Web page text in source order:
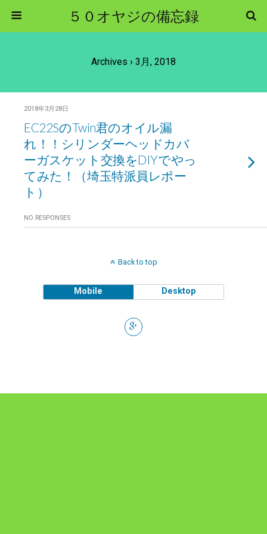
５０オヤジの備忘録
Archives › 3月, 2018
2018年3月28日
EC22SのTwin君のオイル漏
れ！！シリンダーヘッドカバ
ーガスケット交換をDIYでやっ
てみた！（埼玉特派員レポー
ト）
NO RESPONSES
Back to top
Mobile Desktop